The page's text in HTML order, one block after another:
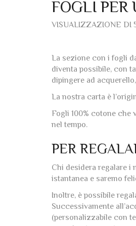
FOGLI PER
VISUALIZZAZIONE DI
La sezione con i fogli
diventa possibile, con
dipingere ad
La nostra carta è
Fogli 100% cotone
nel tempo.
PER
Chi desidera regalare
istantanea e saremo
Inoltre, è possibile
Successivamente
(personalizzabile con